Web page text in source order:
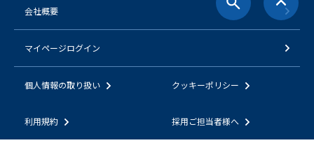
会社概要
マイページログイン
個人情報の取り扱い クッキーポリシー
利用規約 採用ご担当者様へ